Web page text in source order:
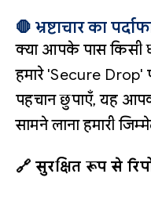
🛑 भ्रष्टाचार का
क्या आपके पास किसी
हमारे 'Secure Drop'
पहचान छुपाएँ, यह
सामने लाना हमारी
🔗 सुरक्षित रूप से